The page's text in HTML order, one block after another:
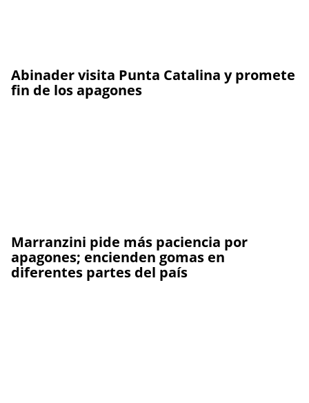
Abinader visita Punta Catalina y promete
fin de los apagones
Marranzini pide más paciencia por
apagones; encienden gomas en
diferentes partes del país